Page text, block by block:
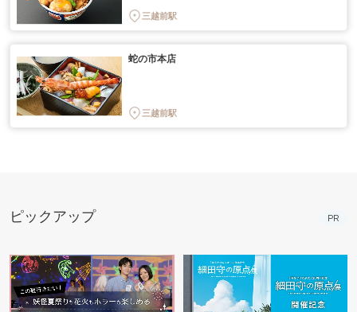
三越前駅
蛇の市本店
三越前駅
ピックアップ PR